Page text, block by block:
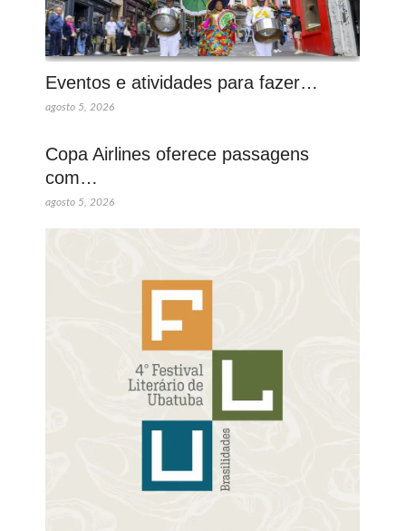
Eventos e atividades para fazer…
agosto 5, 2026
Copa Airlines oferece passagens
com…
agosto 5, 2026